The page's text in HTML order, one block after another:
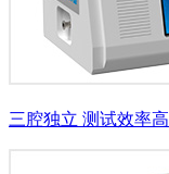
三腔独立 测试效率高